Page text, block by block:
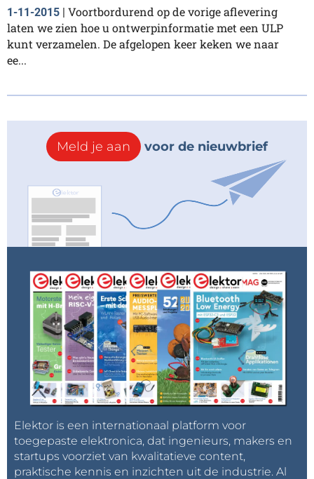
1-11-2015 | Voortbordurend op de vorige aflevering
laten we zien hoe u ontwerpinformatie met een ULP
kunt verzamelen. De afgelopen keer keken we naar
ee...
Meld je aan voor de nieuwbrief
Elektor is een internationaal platform voor
toegepaste elektronica, dat ingenieurs, makers en
startups voorziet van kwalitatieve content,
praktische kennis en inzichten uit de industrie. Al